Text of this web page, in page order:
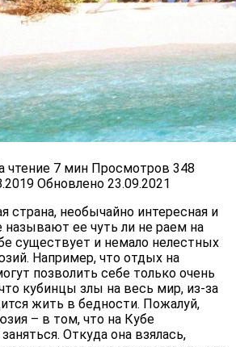
чтение 7 мин Просмотров 348
Обновлено 23.09.2021
страна, необычайно интересная и
называют ее чуть ли не раем на
существует и немало нелестных
Например, что отдых на
позволить себе только очень
кубинцы злы на весь мир, из-за
жить в бедности. Пожалуй,
– в том, что на Кубе
Откуда она взялась,